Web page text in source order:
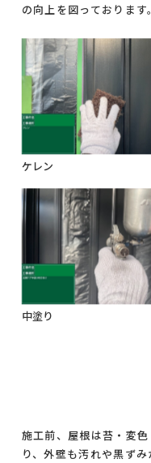
の向上を図っております。
ケレン
中塗り
施工前、屋根は苔・変
り、外壁も汚れや黒ず